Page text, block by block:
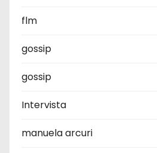
flm
gossip
gossip
Intervista
manuela arcuri